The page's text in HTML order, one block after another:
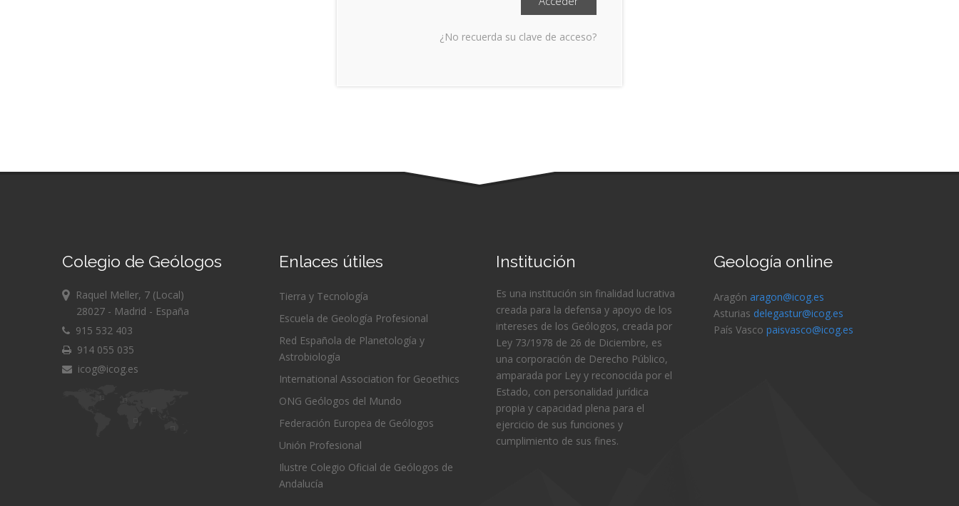
¿No recuerda su clave de acceso?
Colegio de Geólogos
Raquel Meller, 7 (Local)
28027 - Madrid - España
915 532 403
914 055 035
icog@icog.es
Enlaces útiles
Tierra y Tecnología
Escuela de Geología Profesional
Red Española de Planetología y
Astrobiología
International Association for Geoethics
ONG Geólogos del Mundo
Federación Europea de Geólogos
Unión Profesional
Ilustre Colegio Oficial de Geólogos de
Andalucía
Institución
Es una institución sin finalidad lucrativa
creada para la defensa y apoyo de los
intereses de los Geólogos, creada por
Ley 73/1978 de 26 de Diciembre, es
una corporación de Derecho Público,
amparada por Ley y reconocida por el
Estado, con personalidad jurídica
propia y capacidad plena para el
ejercicio de sus funciones y
cumplimiento de sus fines.
Geología online
Aragón aragon@icog.es
Asturias delegastur@icog.es
País Vasco paisvasco@icog.es